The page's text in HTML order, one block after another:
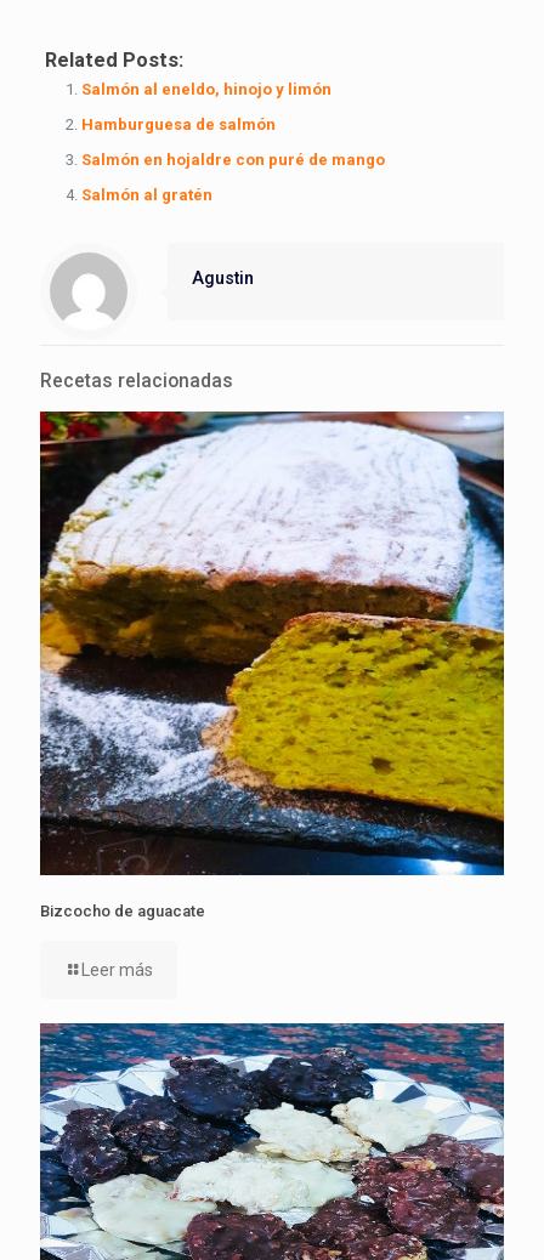
Related Posts:
Salmón al eneldo, hinojo y limón
Hamburguesa de salmón
Salmón en hojaldre con puré de mango
Salmón al gratén
Agustin
Recetas relacionadas
Bizcocho de aguacate
Leer más